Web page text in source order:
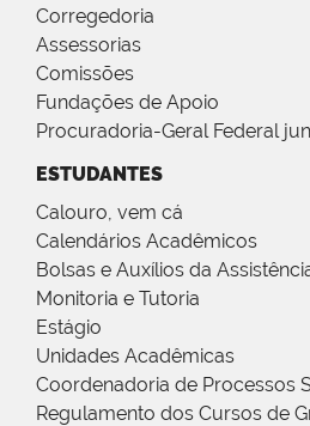
Corregedoria
Assessorias
Comissões
Fundações de Apoio
Procuradoria-Geral Federal
ESTUDANTES
Calouro, vem cá
Calendários Acadêmicos
Bolsas e Auxílios da
Monitoria e Tutoria
Estágio
Unidades Acadêmicas
Coordenadoria de Processos
Regulamento dos Cursos de